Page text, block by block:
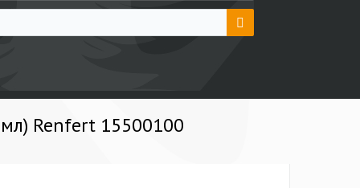
Renfert 15500100